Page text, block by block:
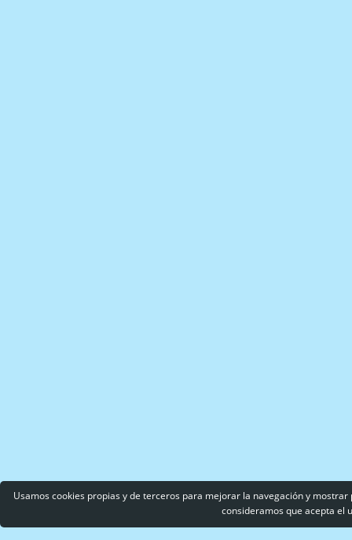
Usamos cookies propias y de terceros para mejorar la navegación y
consideramos que acepta el